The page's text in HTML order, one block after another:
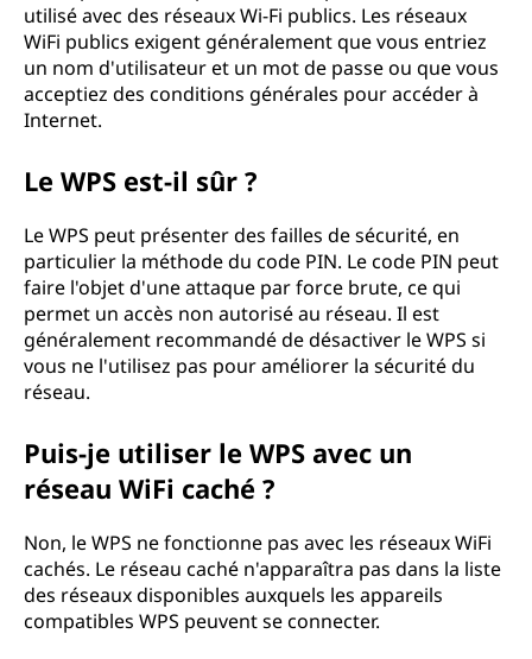
utilisé avec des réseaux Wi-Fi publics. Les réseaux
WiFi publics exigent généralement que vous entriez
un nom d'utilisateur et un mot de passe ou que vous
acceptiez des conditions générales pour accéder à
Internet.
Le WPS est-il sûr ?
Le WPS peut présenter des failles de sécurité, en
particulier la méthode du code PIN. Le code PIN peut
faire l'objet d'une attaque par force brute, ce qui
permet un accès non autorisé au réseau. Il est
généralement recommandé de désactiver le WPS si
vous ne l'utilisez pas pour améliorer la sécurité du
réseau.
Puis-je utiliser le WPS avec un
réseau WiFi caché ?
Non, le WPS ne fonctionne pas avec les réseaux WiFi
cachés. Le réseau caché n'apparaîtra pas dans la liste
des réseaux disponibles auxquels les appareils
compatibles WPS peuvent se connecter.